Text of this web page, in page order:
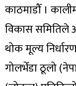
काठमाडौँ ।
विकास
थोक मूल्य
गोलभेँडा ठूलो